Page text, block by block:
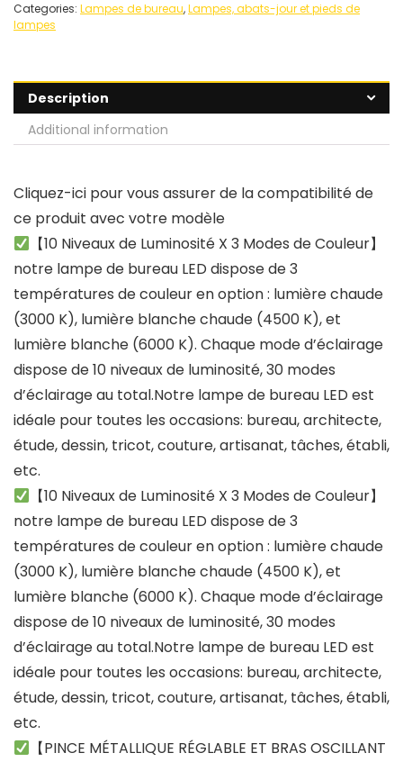
Categories: Lampes de bureau,Lampes, abats-jour et pieds de
lampes
Description
Additional information
Cliquez-ici pour vous assurer de la compatibilité de
ce produit avec votre modèle
【10 Niveaux de Luminosité X 3 Modes de Couleur】
notre lampe de bureau LED dispose de 3
températures de couleur en option : lumière chaude
(3000 K), lumière blanche chaude (4500 K), et
lumière blanche (6000 K). Chaque mode d’éclairage
dispose de 10 niveaux de luminosité, 30 modes
d’éclairage au total.Notre lampe de bureau LED est
idéale pour toutes les occasions: bureau, architecte,
étude, dessin, tricot, couture, artisanat, tâches, établi,
etc.
【10 Niveaux de Luminosité X 3 Modes de Couleur】
notre lampe de bureau LED dispose de 3
températures de couleur en option : lumière chaude
(3000 K), lumière blanche chaude (4500 K), et
lumière blanche (6000 K). Chaque mode d’éclairage
dispose de 10 niveaux de luminosité, 30 modes
d’éclairage au total.Notre lampe de bureau LED est
idéale pour toutes les occasions: bureau, architecte,
étude, dessin, tricot, couture, artisanat, tâches, établi,
etc.
【PINCE MÉTALLIQUE RÉGLABLE ET BRAS OSCILLANT